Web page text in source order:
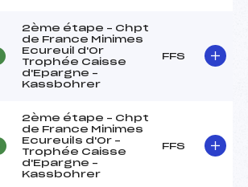
2ème étape – Chpt
de France Minimes
Ecureuil d'Or
Trophée Caisse
d'Epargne –
Kassbohrer
FFS
2ème étape – Chpt
de France Minimes
Ecureuils d'Or –
Trophée Caisse
d'Epargne –
Kassbohrer
FFS